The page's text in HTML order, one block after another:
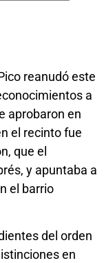
reanudó este
a
aprobaron en
el recinto fue
que el
y apuntaba a
el barrio
del orden
en